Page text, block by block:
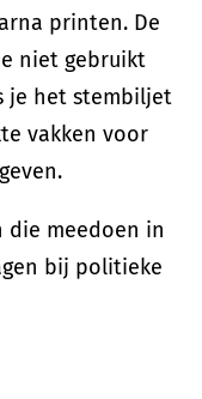
printen. De
niet gebruikt
je het stembiljet
vakken voor
die meedoen in
bij politieke